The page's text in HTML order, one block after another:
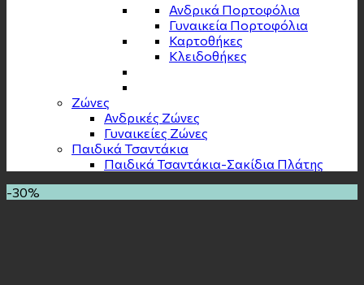
Ανδρικά Πορτοφόλια
Γυναικεία Πορτοφόλια
Καρτοθήκες
Κλειδοθήκες
Zώνες
Ανδρικές Ζώνες
Γυναικείες Ζώνες
Παιδικά Τσαντάκια
Παιδικά Τσαντάκια-Σακίδια Πλάτης
-30%